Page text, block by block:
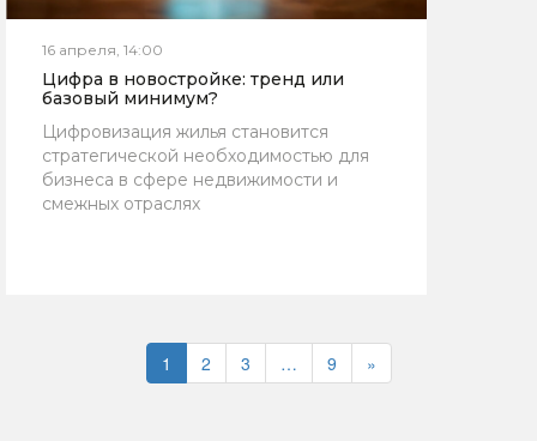
16 апреля, 14:00
Цифра в новостройке: тренд или
базовый минимум?
Цифровизация жилья становится
стратегической необходимостью для
бизнеса в сфере недвижимости и
смежных отраслях
1 2 3 … 9 »